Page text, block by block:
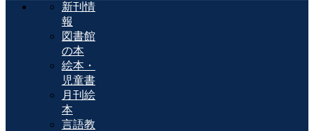
新刊情
報
図書館
の本
絵本・
児童書
月刊絵
本
言語教